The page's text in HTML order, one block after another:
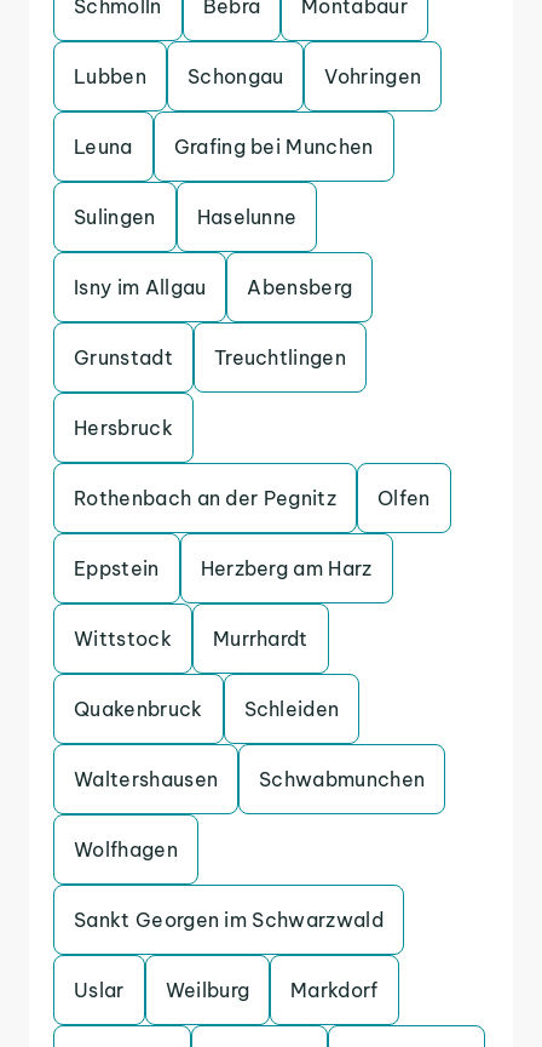
Schmolln Bebra Montabaur
Lubben Schongau Vohringen
Leuna Grafing bei Munchen
Sulingen Haselunne
Isny im Allgau Abensberg
Grunstadt Treuchtlingen
Hersbruck
Rothenbach an der Pegnitz Olfen
Eppstein Herzberg am Harz
Wittstock Murrhardt
Quakenbruck Schleiden
Waltershausen Schwabmunchen
Wolfhagen
Sankt Georgen im Schwarzwald
Uslar Weilburg Markdorf